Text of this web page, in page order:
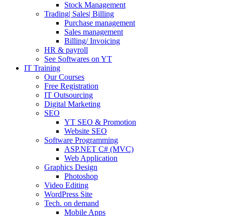
Stock Management
Trading| Sales| Billing
Purchase management
Sales management
Billing/ Invoicing
HR & payroll
See Softwares on YT
IT Training
Our Courses
Free Registration
IT Outsourcing
Digital Marketing
SEO
YT SEO & Promotion
Website SEO
Software Programming
ASP.NET C# (MVC)
Web Application
Graphics Design
Photoshop
Video Editing
WordPress Site
Tech. on demand
Mobile Apps